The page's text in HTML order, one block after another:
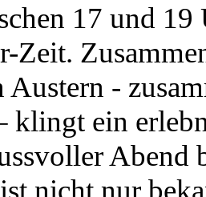
17 und 19
Zeit.
Austern -
klingt ein
Abend
nicht nur